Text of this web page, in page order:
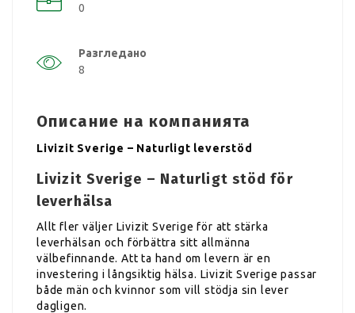
0
Разгледано
8
Описание на компанията
Livizit Sverige – Naturligt leverstöd
Livizit Sverige – Naturligt stöd för
leverhälsa
Allt fler väljer Livizit Sverige för att stärka
leverhälsan och förbättra sitt allmänna
välbefinnande. Att ta hand om levern är en
investering i långsiktig hälsa. Livizit Sverige passar
både män och kvinnor som vill stödja sin lever
dagligen.